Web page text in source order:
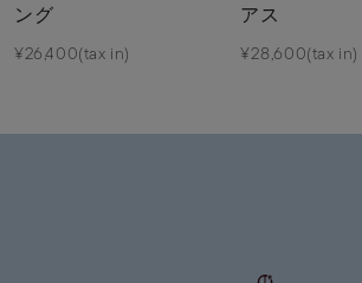
ング
¥26,400(tax in)
アス
¥28,600(tax in)